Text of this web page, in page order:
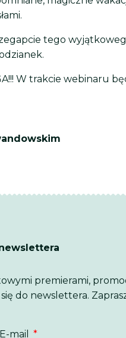
tego
W trakcie webinaru
premierami,
do newslettera.
E-mail